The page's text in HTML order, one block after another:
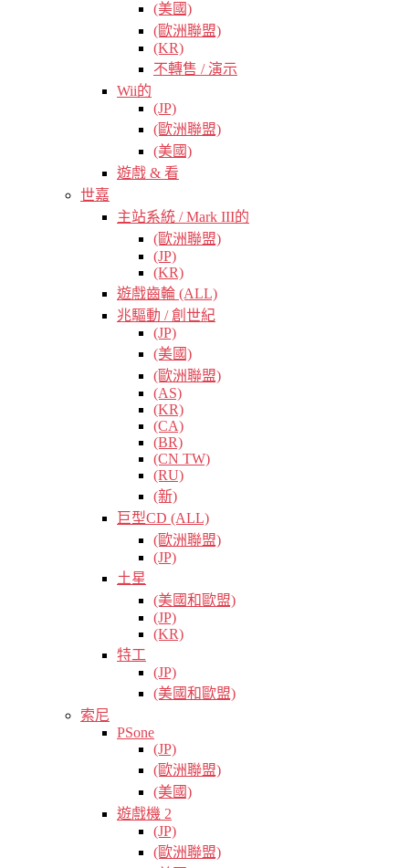
(美國)
(歐洲聯盟)
(KR)
不轉售 / 演示
Wii的
(JP)
(歐洲聯盟)
(美國)
遊戲 & 看
世嘉
主站系統 / Mark III的
(歐洲聯盟)
(JP)
(KR)
遊戲齒輪 (ALL)
兆驅動 / 創世紀
(JP)
(美國)
(歐洲聯盟)
(AS)
(KR)
(CA)
(BR)
(CN TW)
(RU)
(新)
巨型CD (ALL)
(歐洲聯盟)
(JP)
土星
(美國和歐盟)
(JP)
(KR)
特工
(JP)
(美國和歐盟)
索尼
PSone
(JP)
(歐洲聯盟)
(美國)
遊戲機 2
(JP)
(歐洲聯盟)